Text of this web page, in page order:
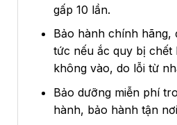
gấp 10 lần.
Bảo hành chính hãng,
tức nếu ắc quy bị chết
không vào, do lỗi từ
Bảo dưỡng miễn phí
hành, bảo hành tận